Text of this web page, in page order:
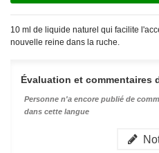
10 ml de liquide naturel qui facilite
nouvelle reine dans la ruche.
Évaluation et commentaires
Personne n'a encore publié de
dans cette langue